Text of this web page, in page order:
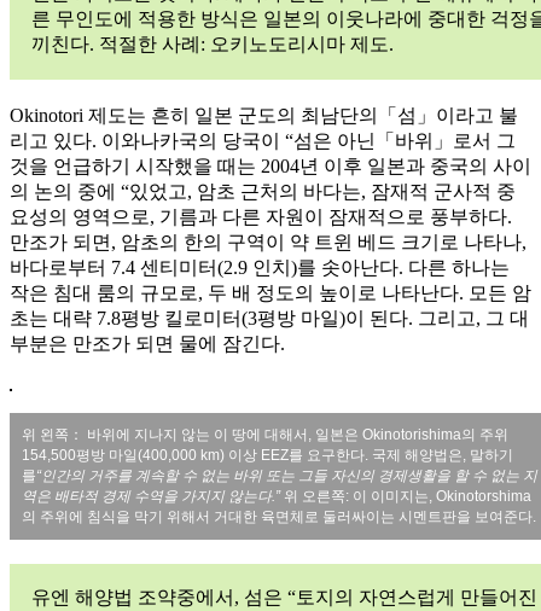
른 무인도에 적용한 방식은 일본의 이웃나라에 중대한 걱정
끼친다. 적절한 사례: 오키노도리시마 제도.
Okinotori 제도는 흔히 일본 군도의 최남단의「섬」이라고 불
리고 있다. 이와나카국의 당국이 “섬은 아닌「바위」로서 그
것을 언급하기 시작했을 때는 2004년 이후 일본과 중국의 사이
의 논의 중에 “있었고, 암초 근처의 바다는, 잠재적 군사적 중
요성의 영역으로, 기름과 다른 자원이 잠재적으로 풍부하다.
만조가 되면, 암초의 한의 구역이 약 트윈 베드 크기로 나타나,
바다로부터 7.4 센티미터(2.9 인치)를 솟아난다. 다른 하나는
작은 침대 룸의 규모로, 두 배 정도의 높이로 나타난다. 모든 암
초는 대략 7.8평방 킬로미터(3평방 마일)이 된다. 그리고, 그 대
부분은 만조가 되면 물에 잠긴다.
위 왼쪽： 바위에 지나지 않는 이 땅에 대해서, 일본은 Okinotorishima의 주위
154,500평방 마일(400,000 km) 이상 EEZ를 요구한다. 국제 해양법은, 말하기
를“인간의 거주를 계속할 수 없는 바위 또는 그들 자신의 경제생활을 할 수 없는 지
역은 배타적 경제 수역을 가지지 않는다.”위 오른쪽: 이 이미지는, Okinotorshima
의 주위에 침식을 막기 위해서 거대한 육면체로 둘러싸이는 시멘트판을 보여준다.
유엔 해양법 조약중에서, 섬은 “토지의 자연스럽게 만들어진